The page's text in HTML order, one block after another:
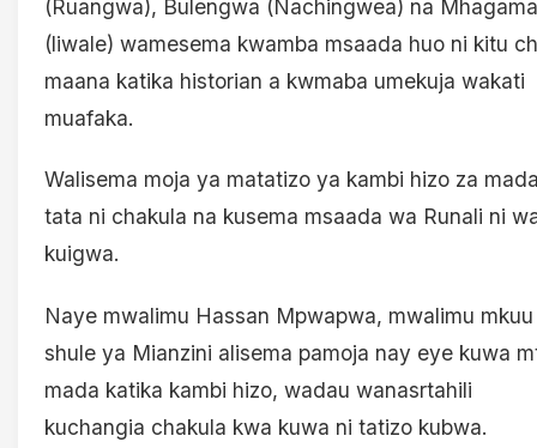
(Ruangwa), Bulengwa (Nachingwea) na Mhagama
(liwale) wamesema kwamba msaada huo ni kitu
maana katika historian a kwmaba umekuja wakati
muafaka.
Walisema moja ya matatizo ya kambi hizo za
tata ni chakula na kusema msaada wa Runali ni
kuigwa.
Naye mwalimu Hassan Mpwapwa, mwalimu
shule ya Mianzini alisema pamoja nay eye kuwa
mada katika kambi hizo, wadau wanasrtahili
kuchangia chakula kwa kuwa ni tatizo kubwa.